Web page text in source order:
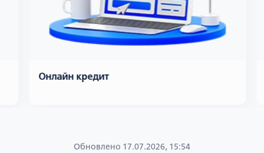
Онлайн кредит
Обновлено 17.07.2026, 15:54